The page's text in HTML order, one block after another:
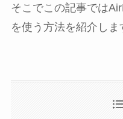
そこでこの記事では
を使う方法を紹介しま